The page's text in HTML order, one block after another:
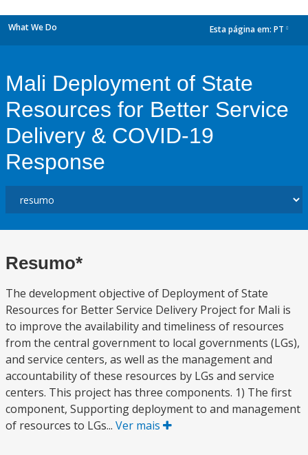
What We Do Esta página em: PT
Mali Deployment of State
Resources for Better Service
Delivery & COVID-19
Response
Resumo*
The development objective of Deployment of State
Resources for Better Service Delivery Project for Mali is
to improve the availability and timeliness of resources
from the central government to local governments (LGs),
and service centers, as well as the management and
accountability of these resources by LGs and service
centers. This project has three components. 1) The first
component, Supporting deployment to and management
of resources to LGs... Ver mais